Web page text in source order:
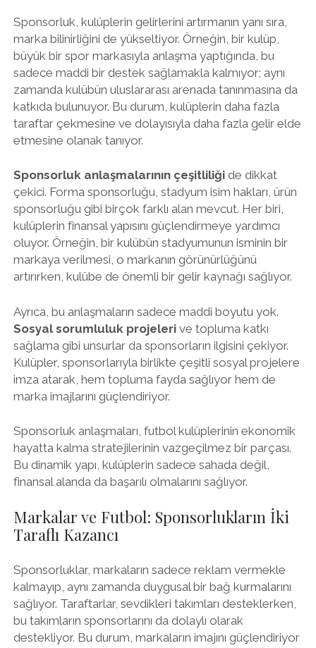
Sponsorluk, kulüplerin gelirlerini artırmanın yanı sıra,
marka bilinirliğini de yükseltiyor. Örneğin, bir kulüp,
büyük bir spor markasıyla anlaşma yaptığında, bu
sadece maddi bir destek sağlamakla kalmıyor; aynı
zamanda kulübün uluslararası arenada tanınmasına da
katkıda bulunuyor. Bu durum, kulüplerin daha fazla
taraftar çekmesine ve dolayısıyla daha fazla gelir elde
etmesine olanak tanıyor.
Sponsorluk anlaşmalarının çeşitliliğide dikkat
çekici. Forma sponsorluğu, stadyum isim hakları, ürün
sponsorluğu gibi birçok farklı alan mevcut. Her biri,
kulüplerin finansal yapısını güçlendirmeye yardımcı
oluyor. Örneğin, bir kulübün stadyumunun isminin bir
markaya verilmesi, o markanın görünürlüğünü
artırırken, kulübe de önemli bir gelir kaynağı sağlıyor.
Ayrıca, bu anlaşmaların sadece maddi boyutu yok.
Sosyal sorumluluk projelerive topluma katkı
sağlama gibi unsurlar da sponsorların ilgisini çekiyor.
Kulüpler, sponsorlarıyla birlikte çeşitli sosyal projelere
imza atarak, hem topluma fayda sağlıyor hem de
marka imajlarını güçlendiriyor.
Sponsorluk anlaşmaları, futbol kulüplerinin ekonomik
hayatta kalma stratejilerinin vazgeçilmez bir parçası.
Bu dinamik yapı, kulüplerin sadece sahada değil,
finansal alanda da başarılı olmalarını sağlıyor.
Markalar ve Futbol: Sponsorlukların İki
Taraflı Kazancı
Sponsorluklar, markaların sadece reklam vermekle
kalmayıp, aynı zamanda duygusal bir bağ kurmalarını
sağlıyor. Taraftarlar, sevdikleri takımları desteklerken,
bu takımların sponsorlarını da dolaylı olarak
destekliyor. Bu durum, markaların imajını güçlendiriyor